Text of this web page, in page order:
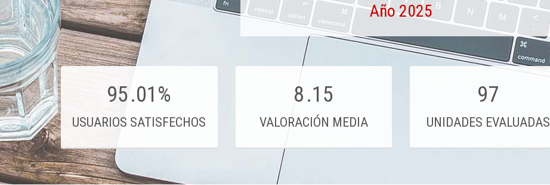
Año 2025
95.01%
USUARIOS SATISFECHOS
8.15
VALORACIÓN MEDIA
97
UNIDADES EVALUADAS